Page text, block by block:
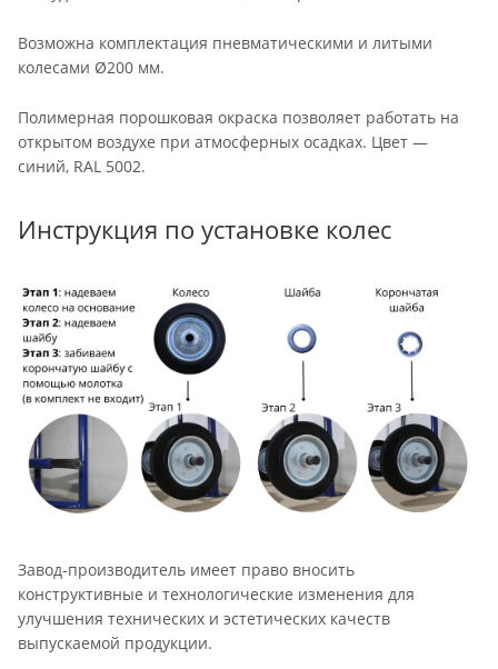
Возможна комплектация пневматическими и литыми
колесами Ø200 мм.
Полимерная порошковая окраска позволяет работать на
открытом воздухе при атмосферных осадках. Цвет —
синий, RAL 5002.
Инструкция по установке колес
Завод-производитель имеет право вносить
конструктивные и технологические изменения для
улучшения технических и эстетических качеств
выпускаемой продукции.